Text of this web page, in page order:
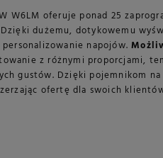
W6LM oferuje ponad 25
dużemu, dotykowemu
napojów.
z różnymi proporcjami,
gustów. Dzięki pojemnikom
ofertę dla swoich